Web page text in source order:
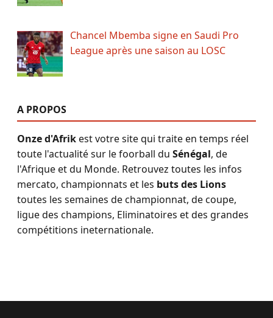
Chancel Mbemba signe en Saudi Pro
League après une saison au LOSC
A PROPOS
Onze d'Afrikest votre site qui traite en temps réel
toute l'actualité sur le foorball du Sénégal, de
l'Afrique et du Monde. Retrouvez toutes les infos
mercato, championnats et les buts des Lions
toutes les semaines de championnat, de coupe,
ligue des champions, Eliminatoires et des grandes
compétitions ineternationale.